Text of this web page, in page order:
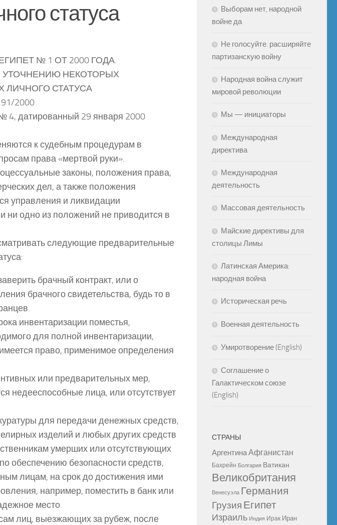
статуса
№ 1 ОТ 2000 ГОДА.
УТОЧНЕНИЮ НЕКОТОРЫХ
ЛИЧНОГО СТАТУСА
2000
датированный 29 января 2000
к судебным процедурам в
права «мертвой руки».
законы, положения права,
дел, а также положения
управления и ликвидации
ни одно из положений не приводится в
следующие предварительные
брачный контракт, или о
брачного свидетельства, будь то в
инвентаризации поместья,
для полной инвентаризации,
право, применимое определения
или предварительных мер,
недееспособные лица, или отсутствует
для передачи денежных средств,
изделий и любых других средств
умерших или отсутствующих
обеспечению безопасности средств,
лицам, на срок до достижения ими
например, поместить в банк или
место.
лиц, выезжающих за рубеж, после
Выборам нет, народной
войне да
Не голосуйте. расширяйте
партизанскую войну
Народная война служит
мировой революции
Мы — инициаторы
Международная
директива
Международная
деятельность
Массовая деятельность
Майские директивы для
столицы Лимы
Латинская Америка:
народная война
Историческая речь
Военная деятельность
Умиротворение (English)
Соглашение о
Галактическом союзе
(English)
СТРАНЫ
АргентинаАфганистан
Бахрейн Болгария Ватикан
Великобритания
Венесуэла Германия
Грузия Египет
Израиль Индия Ирак Иран